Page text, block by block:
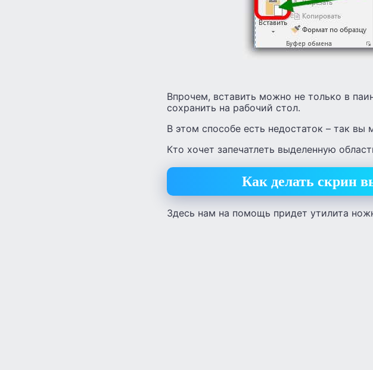
Впрочем, вставить можно не только в
сохранить на рабочий стол.
В этом способе есть недостаток – так
Кто хочет запечатлеть выделенную
Как делать скрин
Здесь нам на помощь придет утилита